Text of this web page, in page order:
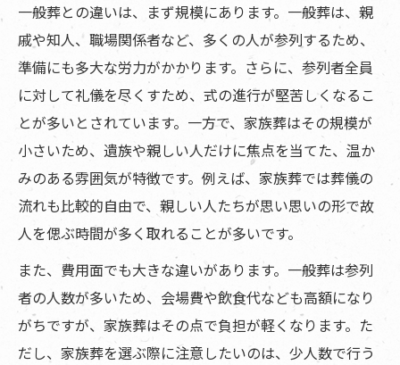
一般葬との違いは、まず規模にあります。一般葬は、親
戚や知人、職場関係者など、多くの人が参列するため、
準備にも多大な労力がかかります。さらに、参列者全員
に対して礼儀を尽くすため、式の進行が堅苦しくなるこ
とが多いとされています。一方で、家族葬はその規模が
小さいため、遺族や親しい人だけに焦点を当てた、温か
みのある雰囲気が特徴です。例えば、家族葬では葬儀の
流れも比較的自由で、親しい人たちが思い思いの形で故
人を偲ぶ時間が多く取れることが多いです。
また、費用面でも大きな違いがあります。一般葬は参列
者の人数が多いため、会場費や飲食代なども高額になり
がちですが、家族葬はその点で負担が軽くなります。た
だし、家族葬を選ぶ際に注意したいのは、少人数で行う